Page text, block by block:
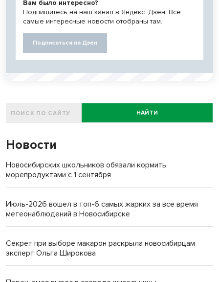
Вам было интересно?
Подпишитесь на наш канал в Яндекс. Дзен. Все
самые интересные новости отобраны там.
Подписаться на Дзен
НАЙТИ
Новости
Новосибирских школьников обязали кормить
морепродуктами с 1 сентября
Июль-2026 вошел в топ-6 самых жарких за все время
метеонаблюдений в Новосибирске
Секрет при выборе макарон раскрыла новосибирцам
эксперт Ольга Широкова